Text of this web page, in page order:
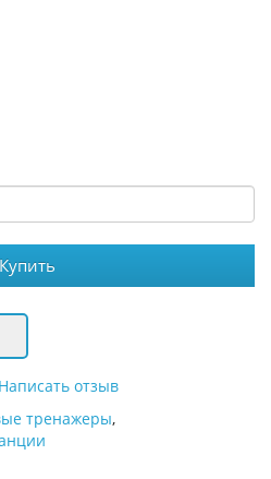
Купить
Написать отзыв
тренажеры,